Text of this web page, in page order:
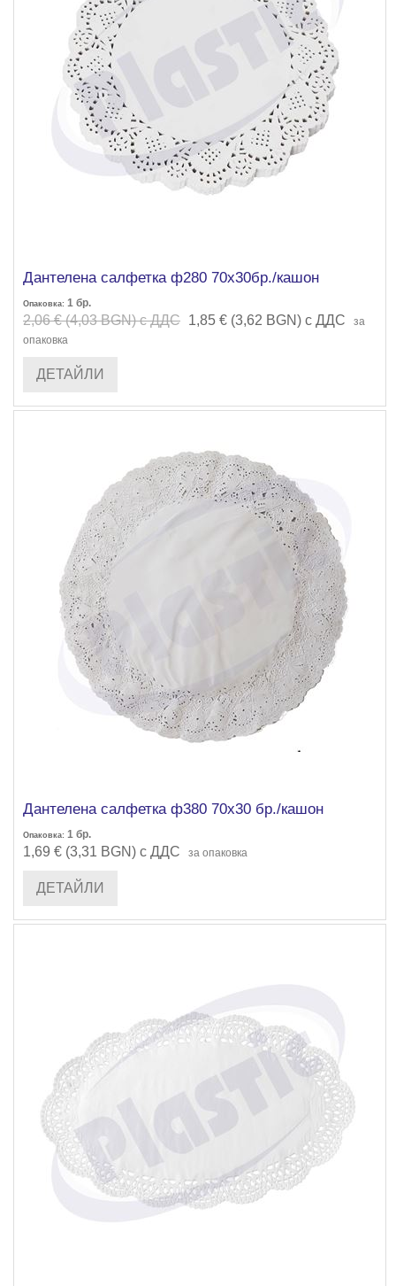
Дантелена салфетка ф280 70х30бр./кашон
Опаковка: 1 бр.
2,06 € (4,03 BGN) с ДДС 1,85 € (3,62 BGN) с ДДС
за
опаковка
ДЕТАЙЛИ
Дантелена салфетка ф380 70х30 бр./кашон
Опаковка: 1 бр.
1,69 € (3,31 BGN) с ДДС за опаковка
ДЕТАЙЛИ